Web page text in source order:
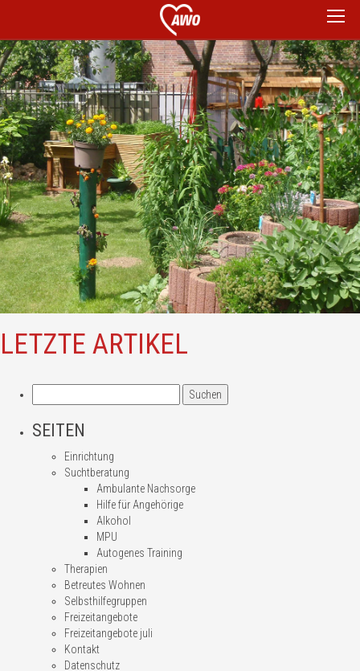
LETZTE ARTIKEL
nach:
SEITEN
Einrichtung
Suchtberatung
Ambulante Nachsorge
Hilfe für Angehörige
Alkohol
MPU
Autogenes Training
Therapien
Betreutes Wohnen
Selbsthilfegruppen
Freizeitangebote
Freizeitangebote juli
Kontakt
Datenschutz